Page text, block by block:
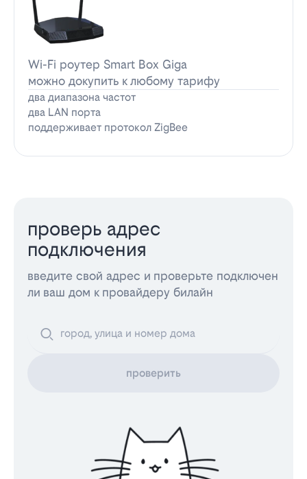
Wi-Fi роутер Smart Box Giga
можно докупить к любому тарифу
два диапазона частот
два LAN порта
поддерживает протокол ZigBee
проверь адрес
подключения
введите свой адрес и проверьте подключен
ли ваш дом к провайдеру билайн
проверить